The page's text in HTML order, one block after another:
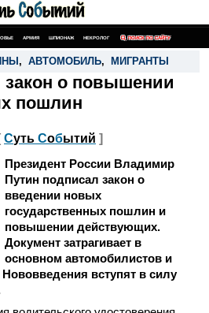
АРМИЯ ШПИОНАЖ НЕКРОЛОГ ПОИСК ПО САЙТУ
, АВТОМОБИЛЬ, МИГРАНТЫ
закон о повышении
пошлин
[ Суть Событий ]
Президент России Владимир
Путин подписал закон о
введении новых
государственных пошлин и
повышении действующих.
Документ затрагивает в
основном автомобилистов и
вступят в силу